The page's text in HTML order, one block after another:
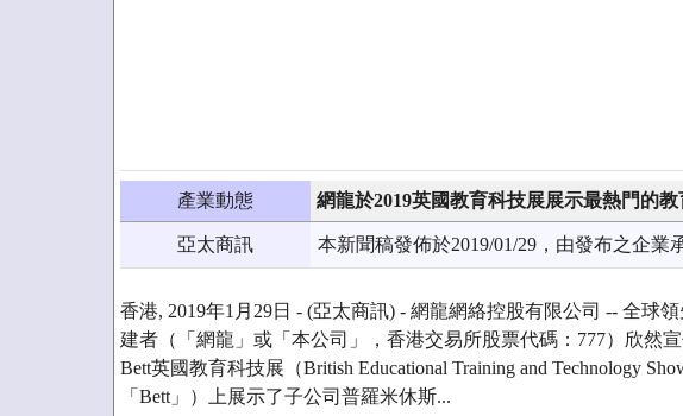
產業動態 網龍於2019英國教育科技展展示最熱門的教
亞太商訊 本新聞稿發佈於2019/01/29，由發布之企
香港, 2019年1月29日 - (亞太商訊) - 網龍網絡控股有限公司 -- 全球
建者（「網龍」或「本公司」，香港交易所股票代碼：777）欣然
Bett英國教育科技展（British Educational Training and Technology
「Bett」）上展示了子公司普羅米休斯...